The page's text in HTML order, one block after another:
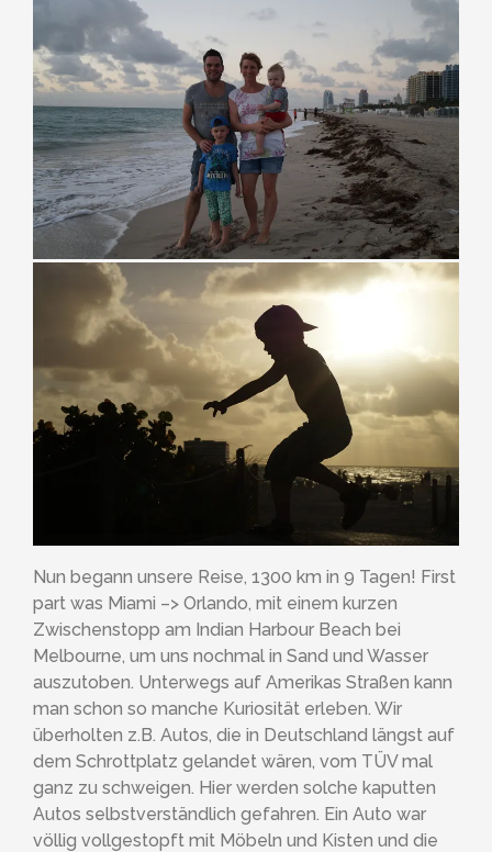
Nun begann unsere Reise, 1300 km in 9 Tagen! First
part was Miami –> Orlando, mit einem kurzen
Zwischenstopp am Indian Harbour Beach bei
Melbourne, um uns nochmal in Sand und Wasser
auszutoben. Unterwegs auf Amerikas Straßen kann
man schon so manche Kuriosität erleben. Wir
überholten z.B. Autos, die in Deutschland längst auf
dem Schrottplatz gelandet wären, vom TÜV mal
ganz zu schweigen. Hier werden solche kaputten
Autos selbstverständlich gefahren. Ein Auto war
völlig vollgestopft mit Möbeln und Kisten und die